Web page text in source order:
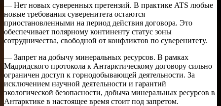
— Нет новых суверенных претензий. В практике ATS любые
новые требования суверенитета остаются
приостановленными на период действия договора. Это
обеспечивает полярному континенту статус зоны
сотрудничества, свободной от конфликтов по суверенитету.
— Запрет на добычу минеральных ресурсов. В рамках
Мадридского протокола к Антарктическому договору сильно
ограничен доступ к горнодобывающей деятельности. За
исключением научной деятельности и гарантий
экологической безопасности, добыча минеральных ресурсов в
Антарктике в настоящее время стоит под запретом.